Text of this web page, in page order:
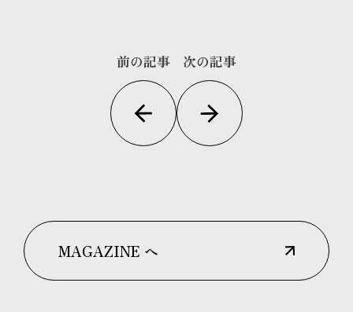
前の記事 次の記事
MAGAZINE へ